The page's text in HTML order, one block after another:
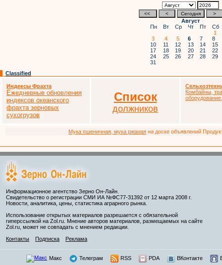
Август
Пн
Вт Ср Чт Пт Сб
1
3
4 5 6 7 8
10
11 12 13 14 15
17
18 19 20 21 22
24
25 26 27 28 29
31
Classified
Индексы Фрахта
Ежедневные обновления
индексов океанского
фрахта зерновых
сухогрузов
Список
должников
Комбайны,
Мука пшеничная, мука ржаная на доске объявлений
Информационное агентство Зерно Он-Лайн.
Свидетельство о регистрации СМИ ИА №ФС77-31392 от 12 марта 2008 г.
Новости, аналитика, цены, статистика аграрного рынка.
Использование открытых материалов разрешается с обязательной
гиперссылкой на Zol.ru. Мнение авторов материалов, размещаемых на сайте
Zol.ru, может не совпадать с мнением редакции.
Контакты
Подписка Реклама
Макс Телеграм RSS PDA ВКонтакте